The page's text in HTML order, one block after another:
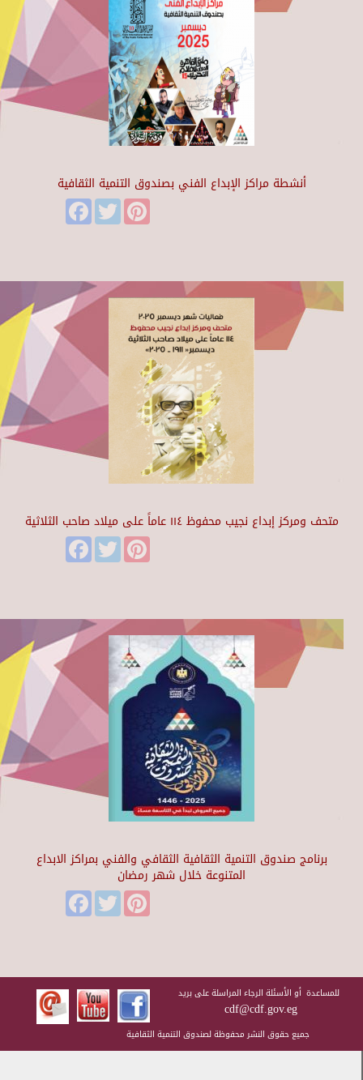
أنشطة مراكز الإبداع الفني بصندوق التنمية الثقافية
FacebookTwitter
متحف ومركز إبداع نجيب محفوظ ١١٤ عاماً على ميلاد صاحب الثلاثية
FacebookTwitter
برنامج صندوق التنمية الثقافية الثقافي والفني بمراكز الابداع
المتنوعة خلال شهر رمضان
FacebookTwitter
للمساعدة أو الأسئلة الرجاء المراسلة على بريد
cdf@cdf.gov.eg
جميع حقوق النشر محفوظة لصندوق التنمية الثقافية